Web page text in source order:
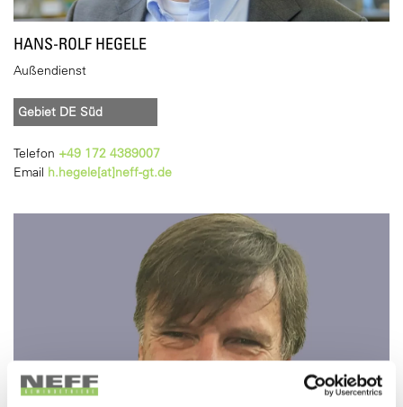
HANS-ROLF HEGELE
Außendienst
Gebiet DE Süd
Telefon +49 172 4389007
Email h.hegele[at]neff-gt.de